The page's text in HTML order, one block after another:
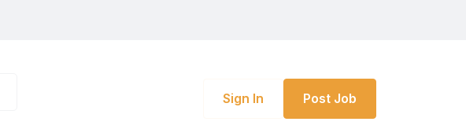
Sign In Post Job